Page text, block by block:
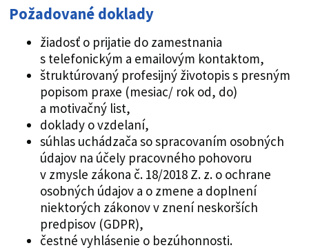
Požadované doklady
žiadosť o prijatie do zamestnania
s telefonickým a emailovým kontaktom,
štruktúrovaný profesijný životopis s presným
popisom praxe (mesiac/ rok od, do)
a motivačný list,
doklady o vzdelaní,
súhlas uchádzača so spracovaním osobných
údajov na účely pracovného pohovoru
v zmysle zákona č. 18/2018 Z. z. o ochrane
osobných údajov a o zmene a doplnení
niektorých zákonov v znení neskorších
predpisov (GDPR),
čestné vyhlásenie o bezúhonnosti.